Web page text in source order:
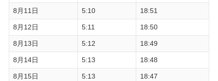
8月11日 5:10 18:51
8月12日 5:11 18:50
8月13日 5:12 18:49
8月14日 5:13 18:48
8月15日 5:13 18:47